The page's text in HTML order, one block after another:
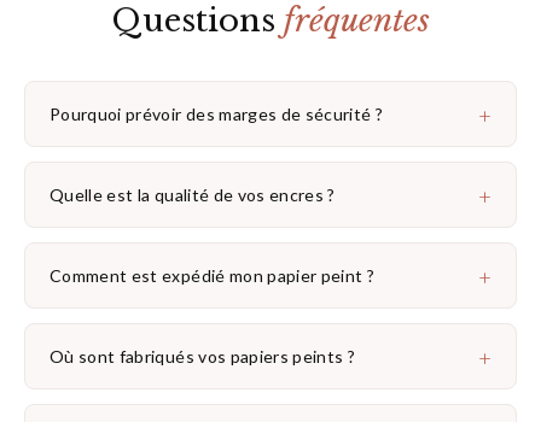
Questions fréquentes
Pourquoi prévoir des marges de sécurité ? +
Quelle est la qualité de vos encres ? +
Comment est expédié mon papier peint ? +
Où sont fabriqués vos papiers peints ? +